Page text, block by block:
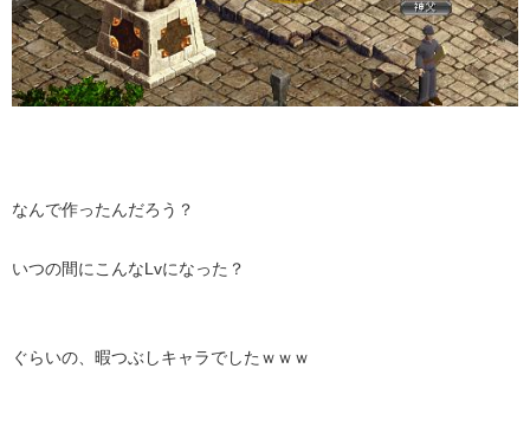
なんで作ったんだろう？
いつの間にこんなLvになった？
ぐらいの、暇つぶしキャラでしたｗｗｗ